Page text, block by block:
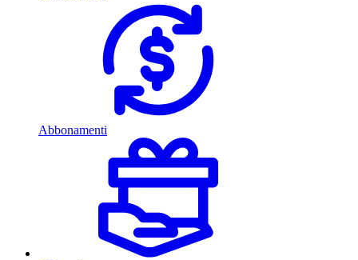
Abbonamenti